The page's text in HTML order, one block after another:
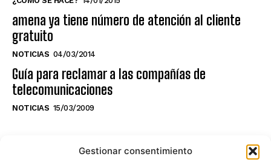
Gestionar consentimiento
amena ya tiene número de atención al cliente
gratuito
NOTICIAS 04/03/2014
Guía para reclamar a las compañías de
telecomunicaciones
NOTICIAS 15/03/2009
NO TE PIERDAS LO ÚLTIMO DEL CANAL